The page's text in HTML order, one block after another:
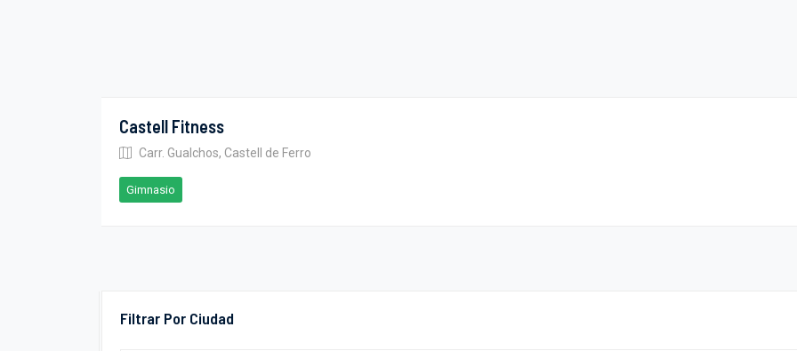
Filtrar Por Ciudad
Castell Fitness
Carr. Gualchos, Castell de Ferro
Gimnasio